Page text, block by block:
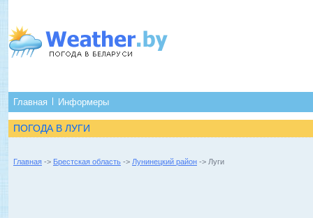
Главная Информеры
ПОГОДА В ЛУГИ
Главная -> Брестская область -> Лунинецкий район -> Луги